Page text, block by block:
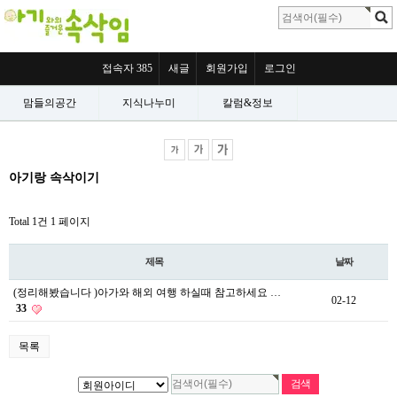
접속자 385 새글 회원가입 로그인
맘들의공간 지식나누미 칼럼&정보
아기랑 속삭이기
Total 1건 1 페이지
제목 날짜
(정리해봤습니다 )아가와 해외 여행 하실때 참고하세요 …
33
02-12
목록